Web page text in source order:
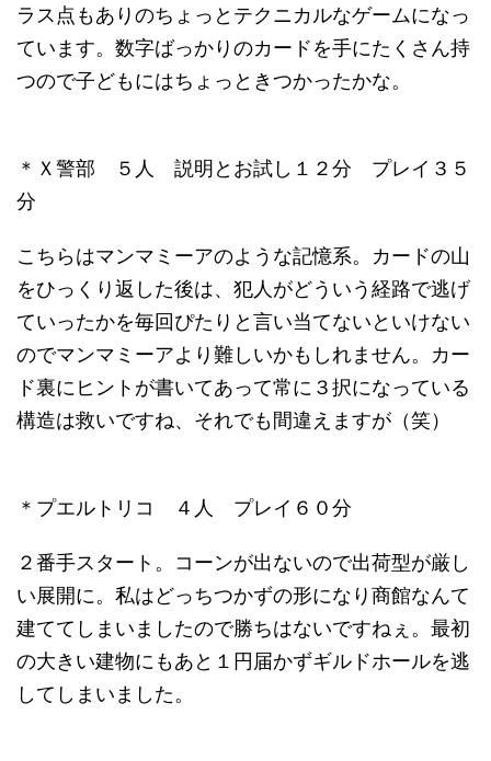
ラス点もありのちょっとテクニカルなゲームになっ
ています。数字ばっかりのカードを手にたくさん持
つので子どもにはちょっときつかったかな。
＊Ｘ警部 ５人 説明とお試し１２分 プレイ３５
分
こちらはマンマミーアのような記憶系。カードの山
をひっくり返した後は、犯人がどういう経路で逃げ
ていったかを毎回ぴたりと言い当てないといけない
のでマンマミーアより難しいかもしれません。カー
ド裏にヒントが書いてあって常に３択になっている
構造は救いですね、それでも間違えますが（笑）
＊プエルトリコ ４人 プレイ６０分
２番手スタート。コーンが出ないので出荷型が厳し
い展開に。私はどっちつかずの形になり商館なんて
建ててしまいましたので勝ちはないですねぇ。最初
の大きい建物にもあと１円届かずギルドホールを逃
してしまいました。